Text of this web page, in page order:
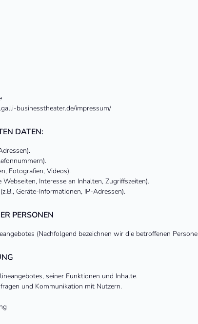
businesstheater.de/impressum/
DATEN:
Fotografien, Videos).
Interesse an Inhalten, Zugriffszeiten).
Geräte-Informationen, IP-Adressen).
PERSONEN
(Nachfolgend bezeichnen wir die betroffenen
seiner Funktionen und Inhalte.
und Kommunikation mit Nutzern.